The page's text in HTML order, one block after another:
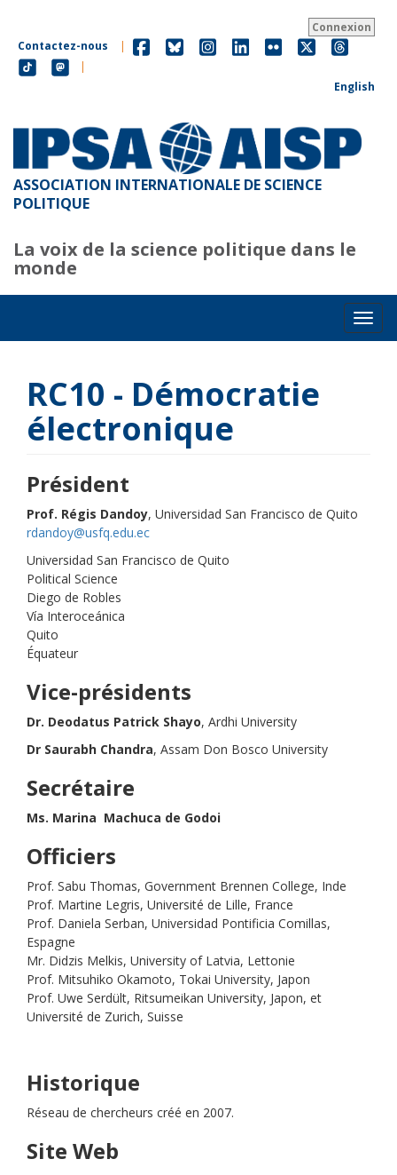
contenu
principal
Connexion
Contactez-nous
|
|
English
ASSOCIATION INTERNATIONALE DE SCIENCE
POLITIQUE
La voix de la science politique dans le
monde
RC10 - Démocratie
électronique
Président
Prof. Régis Dandoy, Universidad San Francisco de Quito
rdandoy@usfq.edu.ec
Universidad San Francisco de Quito
Political Science
Diego de Robles
Vía Interoceánica
Quito
Équateur
Vice-présidents
Dr. Deodatus Patrick Shayo, Ardhi University
Dr Saurabh Chandra, Assam Don Bosco University
Secrétaire
Ms. Marina Machuca de Godoi
Officiers
Prof. Sabu Thomas, Government Brennen College, Inde
Prof. Martine Legris, Université de Lille, France
Prof. Daniela Serban, Universidad Pontificia Comillas,
Espagne
Mr. Didzis Melkis, University of Latvia, Lettonie
Prof. Mitsuhiko Okamoto, Tokai University, Japon
Prof. Uwe Serdült, Ritsumeikan University, Japon, et
Université de Zurich, Suisse
Historique
Réseau de chercheurs créé en 2007.
Site Web